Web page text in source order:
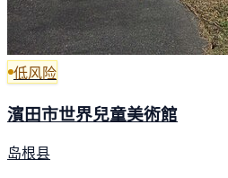
低风险
濱田市世界兒童美術館
岛根县